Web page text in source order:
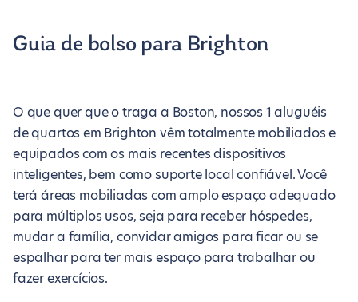
Guia de bolso para Brighton
O que quer que o traga a Boston, nossos 1 aluguéis
de quartos em Brighton vêm totalmente mobiliados e
equipados com os mais recentes dispositivos
inteligentes, bem como suporte local confiável. Você
terá áreas mobiliadas com amplo espaço adequado
para múltiplos usos, seja para receber hóspedes,
mudar a família, convidar amigos para ficar ou se
espalhar para ter mais espaço para trabalhar ou
fazer exercícios.